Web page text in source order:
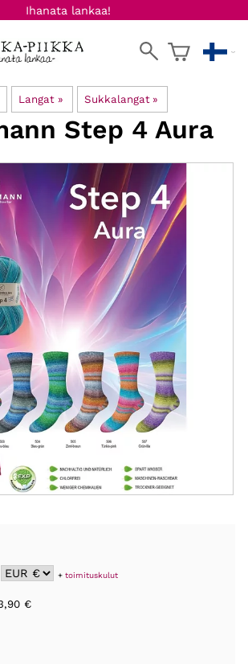
Ihanata lankaa!
Langat ‪» Sukkalangat ‪»
Step 4 Aura
+toimituskulut
€